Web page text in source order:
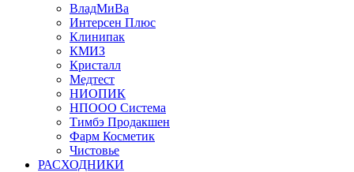
ВладМиВа
Интерсен Плюс
Клинипак
КМИЗ
Кристалл
Медтест
НИОПИК
НПООО Система
Тимбэ Продакшен
Фарм Косметик
Чистовье
РАСХОДНИКИ